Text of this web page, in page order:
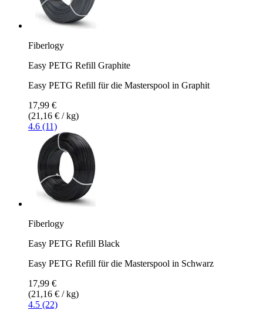
Fiberlogy
Easy PETG Refill Graphite
Easy PETG Refill für die Masterspool in Graphit
17,99 €
(21,16 € / kg)
4.6 (11)
Fiberlogy
Easy PETG Refill Black
Easy PETG Refill für die Masterspool in Schwarz
17,99 €
(21,16 € / kg)
4.5 (22)